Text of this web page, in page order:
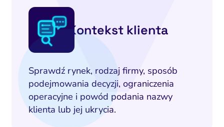
Kontekst klienta
Sprawdź rynek, rodzaj firmy, sposób
podejmowania decyzji, ograniczenia
operacyjne i powód podania nazwy
klienta lub jej ukrycia.